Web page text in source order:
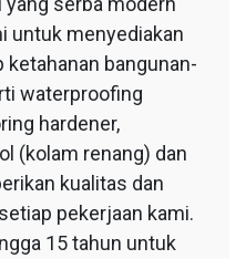
untuk menyediakan
ketahanan bangunan-
waterproofing
hardener,
(kolam renang) dan
kualitas dan
pekerjaan kami.
15 tahun untuk